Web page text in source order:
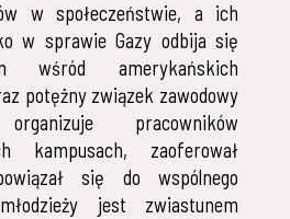
w społeczeństwie, a ich
w sprawie Gazy odbija się
wśród amerykańskich
potężny związek zawodowy
pracowników
kampusach, zaoferował
się do wspólnego
jest zwiastunem